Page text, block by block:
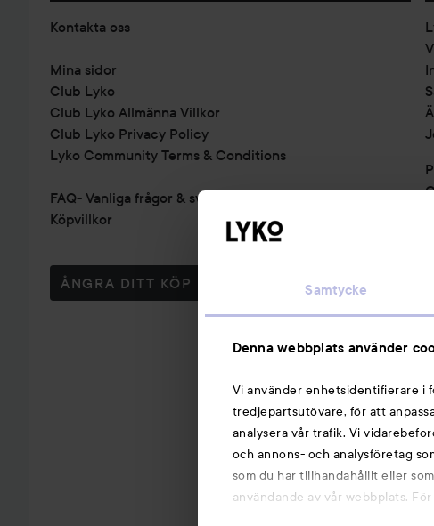
Samtycke
Denna webbplats använder
Vi använder enhetsidentifierare i
tredjepartsutövare, för att
analysera vår trafik. Vi
och annons- och analysföretag
som du har tillhandahållit eller
användande av vår webbplats.
Kontakta oss
Mina sidor
Club Lyko
Club Lyko Allmänna Villkor
Club Lyko Privacy Policy
Lyko Community Terms & Conditions
FAQ- Vanliga frågor & svar
Köpvillkor
ÅNGRA DITT KÖP